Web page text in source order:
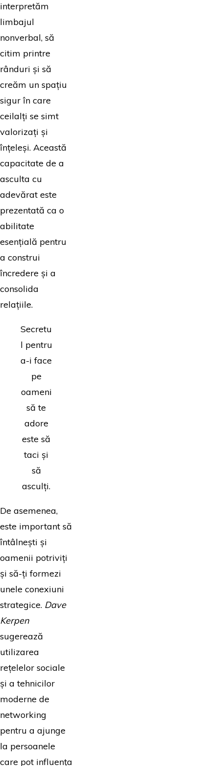
interpretăm
limbajul
nonverbal, să
citim printre
rânduri și să
creăm un spațiu
sigur în care
ceilalți se simt
valorizați și
înțeleși. Această
capacitate de a
asculta cu
adevărat este
prezentată ca o
abilitate
esențială pentru
a construi
încredere și a
consolida
relațiile.
Secretu
l pentru
a-i face
pe
oameni
să te
adore
este să
taci și
să
asculți.
De asemenea,
este important să
întâlnești și
oamenii potriviți
și să-ți formezi
unele conexiuni
strategice. Dave
Kerpen
sugerează
utilizarea
rețelelor sociale
și a tehnicilor
moderne de
networking
pentru a ajunge
la persoanele
care pot influența